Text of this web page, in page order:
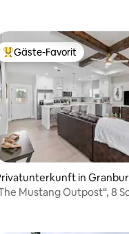
Bewertung: 4,9 von
Beliebter Gäste-Favorit.
Gäste-Favorit
in
Mustang Outpost“, 8